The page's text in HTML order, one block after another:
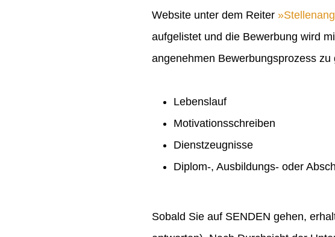
Website unter dem Reiter
aufgelistet und die Bewerbung wird
angenehmen Bewerbungsprozess
Lebenslauf
Motivationsschreiben
Dienstzeugnisse
Diplom-, Ausbildungs- oder
Sobald Sie auf SENDEN gehen,